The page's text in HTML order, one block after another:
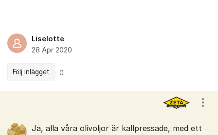
Liselotte
28 Apr 2020
Följ inlägget 0
Ja, alla våra olivoljor är kallpressade, med ett